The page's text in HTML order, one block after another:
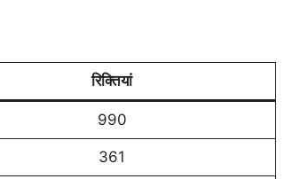
रिक्तियां
990
361